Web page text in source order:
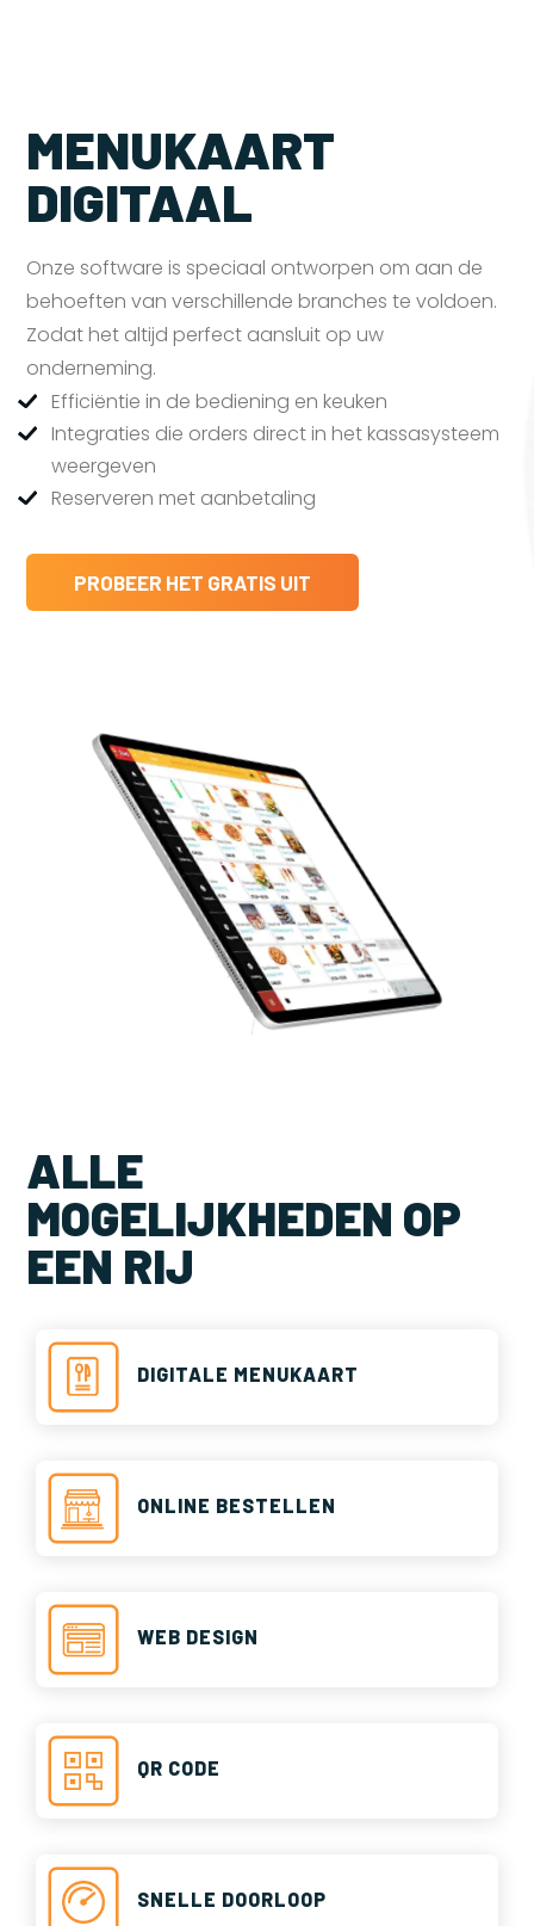
MENUKAART
DIGITAAL
Onze software is speciaal ontworpen om aan de
behoeften van verschillende branches te voldoen.
Zodat het altijd perfect aansluit op uw
onderneming.
Efficiëntie in de bediening en keuken
Integraties die orders direct in het kassasysteem
weergeven
Reserveren met aanbetaling
PROBEER HET GRATIS UIT
ALLE
MOGELIJKHEDEN OP
EEN RIJ
DIGITALE MENUKAART
ONLINE BESTELLEN
WEB DESIGN
QR CODE
SNELLE DOORLOOP